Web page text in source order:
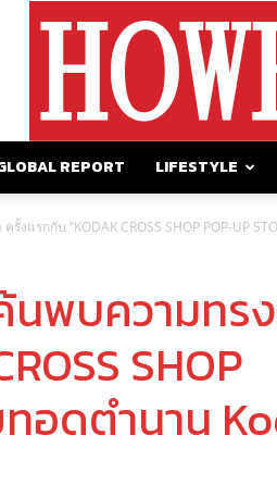
REPORT LIFESTYLE
แรกกับ “KODAK CROSS SHOP POP-UP
พบความทร
SHOP
ทอดตำนาน